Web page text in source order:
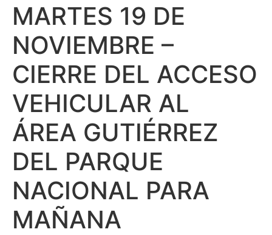
MARTES 19 DE
NOVIEMBRE –
CIERRE DEL ACCESO
VEHICULAR AL
ÁREA GUTIÉRREZ
DEL PARQUE
NACIONAL PARA
MAÑANA